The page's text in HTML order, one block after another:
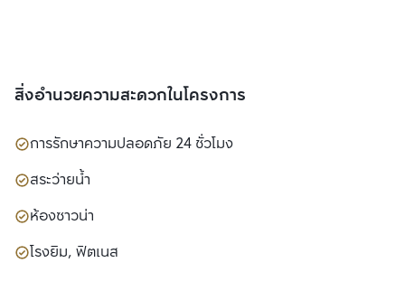
สิ่งอำนวยความสะดวกในโครงการ
การรักษาความปลอดภัย 24 ชั่วโมง
สระว่ายน้ำ
ห้องซาวน่า
โรงยิม, ฟิตเนส